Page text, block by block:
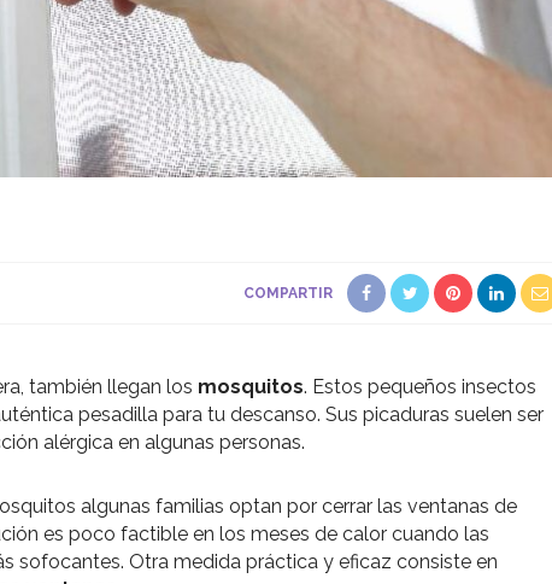
COMPARTIR
también llegan los mosquitos. Estos pequeños insectos
pesadilla para tu descanso. Sus picaduras suelen ser
alérgica en algunas personas.
algunas familias optan por cerrar las ventanas de
es poco factible en los meses de calor cuando las
sofocantes. Otra medida práctica y eficaz consiste en